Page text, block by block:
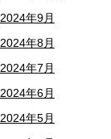
2024年9月
2024年8月
2024年7月
2024年6月
2024年5月